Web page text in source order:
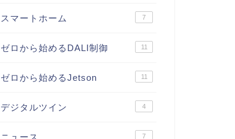
スマートホーム 7
ゼロから始めるDALI制御 11
ゼロから始めるJetson 11
デジタルツイン 4
ニュース 7